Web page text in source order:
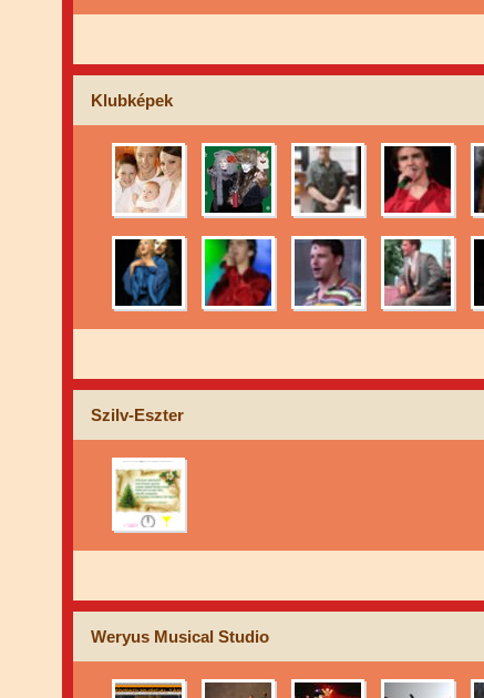
Klubképek
Szilv-Eszter
Weryus Musical Studio